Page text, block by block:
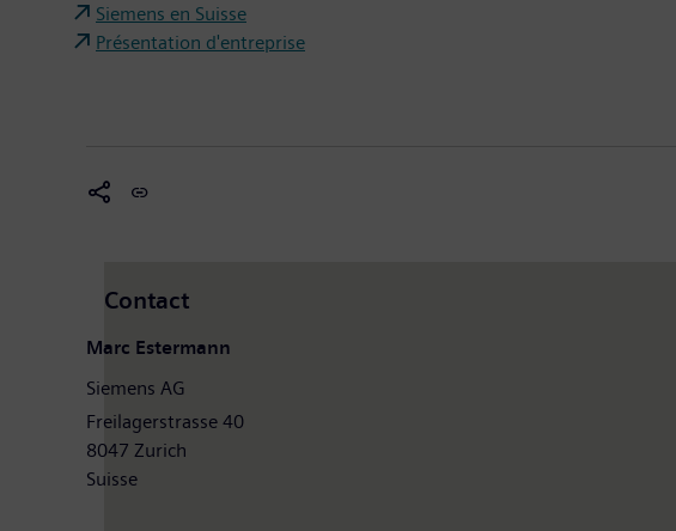
Siemens en Suisse
Présentation d'entreprise
Contact
Marc Estermann
Siemens AG
Freilagerstrasse 40
8047 Zurich
Suisse